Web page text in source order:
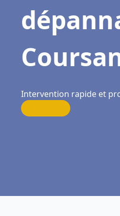
Intervention rapide et